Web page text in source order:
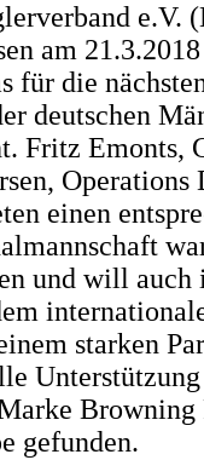
e.V.
am
für die
deutschen
Fritz Emonts,
einen
und will
starken
Unterstützung
gefunden.